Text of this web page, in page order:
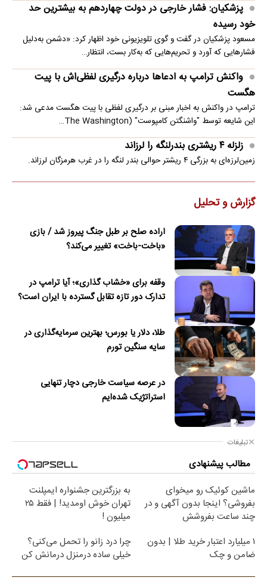
پزشکیان: فشار خارجی در دولت چهاردهم به بیشترین حد
خود رسیده
مسعود پزشکیان در گفت و گوی تلویزیونی خود اظهار کرد: «دشمن به‌دلیل
فشارهایی که آورد و تحریم‌هایی که به‌کار بست، انتظار…
واکنش ترامپ به ادعاها درباره درگیری لفظی‌اش با پیت
هگست
ترامپ در واکنش به اخبار مبنی بر درگیری لفظی با پیت هگست مدعی شد:
این شایعه توسط "واشنگتن کامپوست" (The Washington…
زلزله ۴ ریشتری بندرلنگه را لرزاند
زمین‌لرزه‌ای به بزرگی ۴ ریشتر حوالی بندر لنگه را در غرب هرمزگان لرزاند.
گزارش و تحلیل
اراده صلح بر طبل جنگ پیروز شد / بازی
«باخت-باخت» تغییر می‌کند؟
وقفه برای «خشاب گذاری»؛ آیا ترامپ در
تدارک دور تازه تقابل گسترده با ایران است؟
طلا، دلار یا بورس؛ بهترین سرمایه‌گذاری در
سایه سنگین تورم
در عرصه سیاست خارجی دچار تنهایی
استراتژیک شده‌ایم
تبلیغات
مطالب پیشنهادی
ماشین کوئیک رو میخوای
بفروشی؟ اینجا بدون آگهی و در
چند ساعت بفروشش
به بزرگترین جشنواره ایمپلنت
تهران خوش اومدید! | فقط ۲۵
میلیون !
۱ میلیارد اعتبار خرید طلا | بدون
ضامن و چک
چرا درد زانو را تحمل می‌کنی؟
خیلی ساده درمنزل درمانش کن